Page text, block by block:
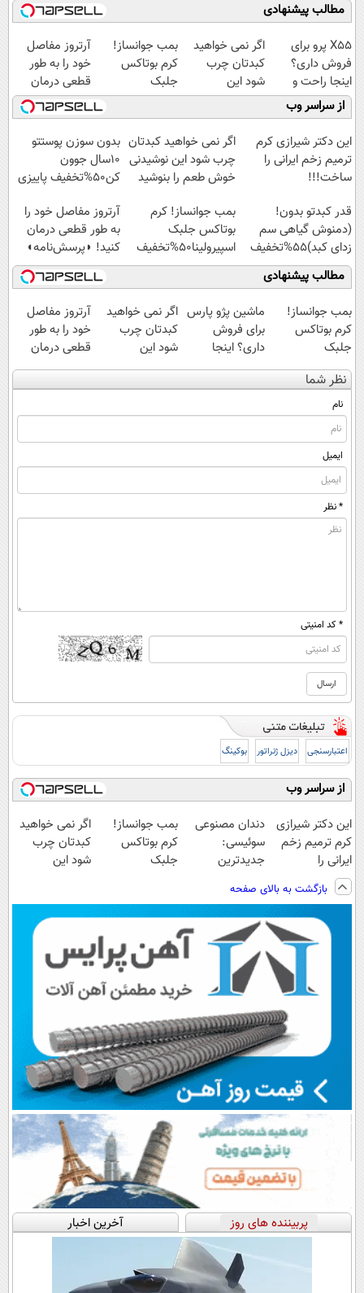
مطالب پیشنهادی
X55 پرو برای
فروش داری؟
اینجا راحت و
سریع بفروشش
اگر نمی خواهید
کبدتان چرب
شود این
نوشیدنی خوش
طعم را بنوشید
بمب جوانساز!
کرم بوتاکس
جلبک
اسپیرولینا50%تخفیف
آرتروز مفاصل
خود را به طور
قطعی درمان
کنید!
◗پرسش‌نامه◖
از سراسر وب
این دکتر شیرازی کرم
ترمیم زخم ایرانی را
ساخت!!!
اگر نمی خواهید کبدتان
چرب شود این نوشیدنی
خوش طعم را بنوشید
بدون سوزن پوستتو
10سال جوون
کن50%تخفیف پاییزی
قدر کبدتو بدون!
(دمنوش گیاهی سم
زدای کبد)55%تخفیف
بمب جوانساز! کرم
بوتاکس جلبک
اسپیرولینا50%تخفیف
آرتروز مفاصل خود را
به طور قطعی درمان
کنید! ◗پرسش‌نامه◖
مطالب پیشنهادی
بمب جوانساز!
کرم بوتاکس
جلبک
اسپیرولینا50%تخفیف
ماشین پژو پارس
برای فروش
داری؟ اینجا
سریع بفروشش
اگر نمی خواهید
کبدتان چرب
شود این
نوشیدنی خوش
طعم را بنوشید
آرتروز مفاصل
خود را به طور
قطعی درمان
کنید!
◗پرسش‌نامه◖
نظر شما
نام
ایمیل
* نظر
* کد امنیتی
اعتبارسنجی دیزل ژنراتور بوکینگ
از سراسر وب
این دکتر شیرازی
کرم ترمیم زخم
ایرانی را
ساخت!!!
دندان مصنوعی
سوئیسی:
جدیدترین
سبک و مقاوم |
پرداخت قسطی
بمب جوانساز!
کرم بوتاکس
جلبک
اگر نمی خواهید
کبدتان چرب
شود این
بازگشت به بالای صفحه
پربیننده های روز آخرین اخبار